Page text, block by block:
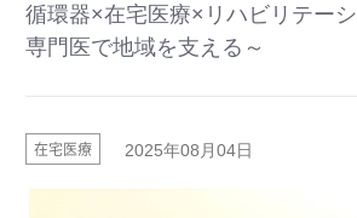
循環器×在宅医療×リハビリテー
専門医で地域を支える～
在宅医療 2025年08月04日